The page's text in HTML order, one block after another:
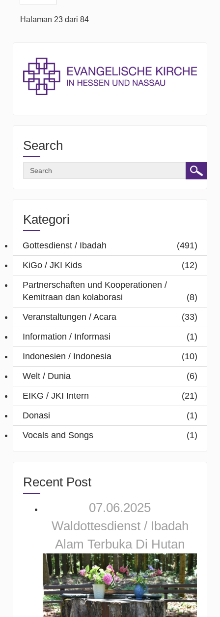
Halaman 23 dari 84
Search
Kategori
Gottesdienst / Ibadah
(491)
KiGo / JKI Kids
(12)
Partnerschaften und Kooperationen /
Kemitraan dan kolaborasi
(8)
Veranstaltungen / Acara
(33)
Information / Informasi
(1)
Indonesien / Indonesia
(10)
Welt / Dunia
(6)
EIKG / JKI Intern
(21)
Donasi
(1)
Vocals and Songs
(1)
Recent Post
07.06.2025
Waldottesdienst / Ibadah
Alam Terbuka Di Hutan